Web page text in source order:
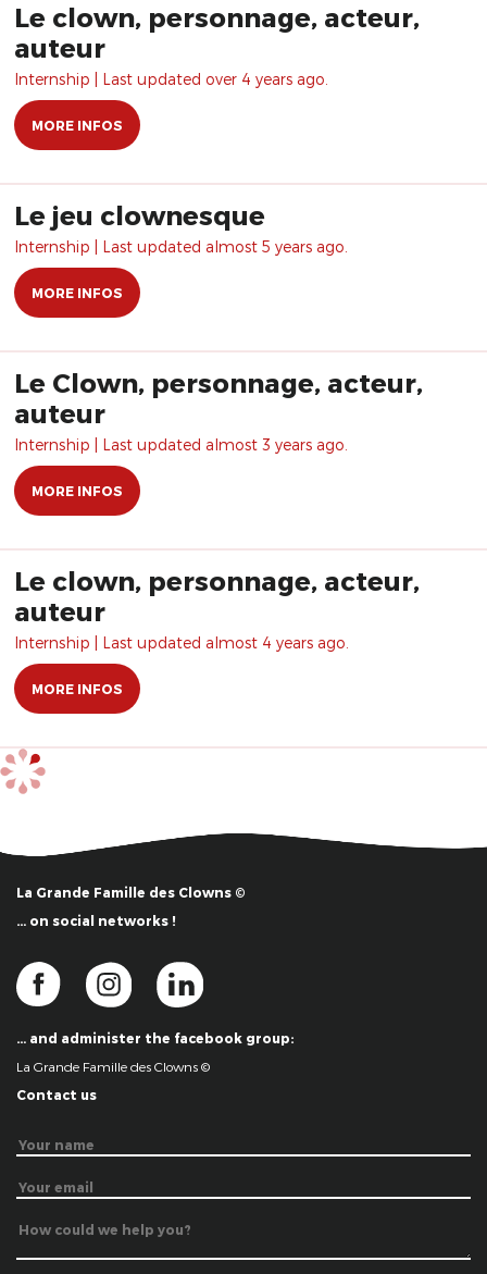
Le clown, personnage, acteur,
auteur
Internship | Last updated over 4 years ago.
MORE INFOS
Le jeu clownesque
Internship | Last updated almost 5 years ago.
MORE INFOS
Le Clown, personnage, acteur,
auteur
Internship | Last updated almost 3 years ago.
MORE INFOS
Le clown, personnage, acteur,
auteur
Internship | Last updated almost 4 years ago.
MORE INFOS
La Grande Famille des Clowns ©
… on social networks !
… and administer the facebook group:
La Grande Famille des Clowns ©
Contact us